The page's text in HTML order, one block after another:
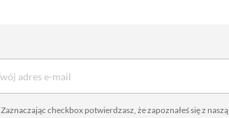
Zaznaczając checkbox potwierdzasz, że zapoznałeś się z naszą